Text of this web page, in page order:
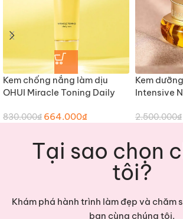
Kem chống nắng làm dịu
OHUI Miracle Toning Daily
830.000₫ 664.000₫
Kem
Intensive
2.500.000₫
Tại sao chọn
tôi?
Khám phá hành trình làm đẹp và chăm
bạn cùng chúng tôi.